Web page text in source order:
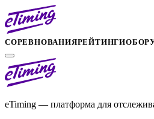
СОРЕВНОВАНИЯРЕЙТИНГИ
eTiming — платформа для